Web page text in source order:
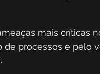
mais críticas
de processos e pelo